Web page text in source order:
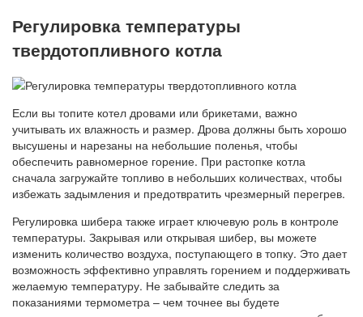
Регулировка температуры
твердотопливного котла
Если вы топите котел дровами или брикетами, важно
учитывать их влажность и размер. Дрова должны быть хорошо
высушены и нарезаны на небольшие поленья, чтобы
обеспечить равномерное горение. При растопке котла
сначала загружайте топливо в небольших количествах, чтобы
избежать задымления и предотвратить чрезмерный перегрев.
Регулировка шибера также играет ключевую роль в контроле
температуры. Закрывая или открывая шибер, вы можете
изменить количество воздуха, поступающего в топку. Это дает
возможность эффективно управлять горением и поддерживать
желаемую температуру. Не забывайте следить за
показаниями термометра – чем точнее вы будете